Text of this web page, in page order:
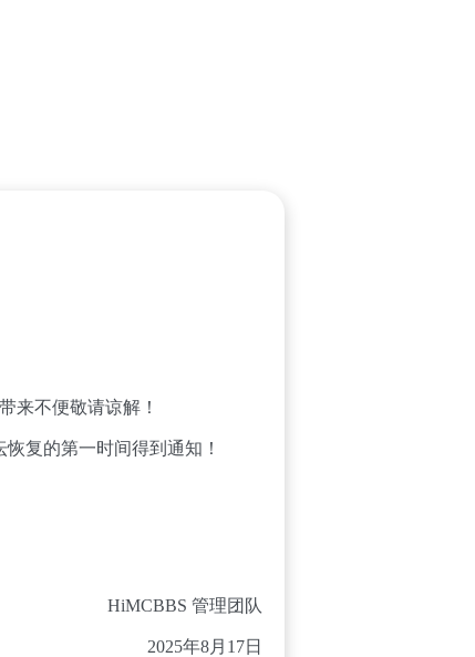
来不便敬请谅解！
复的第一时间得到通知！
HiMCBBS 管理团队
2025年8月17日